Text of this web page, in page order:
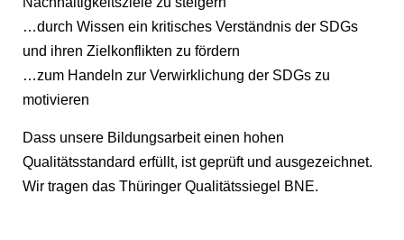
…durch Wissen ein kritisches Verständnis der SDGs
und ihren Zielkonflikten zu fördern
…zum Handeln zur Verwirklichung der SDGs zu
motivieren
Dass unsere Bildungsarbeit einen hohen
Qualitätsstandard erfüllt, ist geprüft und ausgezeichnet.
Wir tragen das Thüringer Qualitätssiegel BNE.